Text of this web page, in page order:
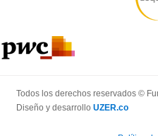
Todos los derechos reservados ©
Diseño y desarrollo UZER.co